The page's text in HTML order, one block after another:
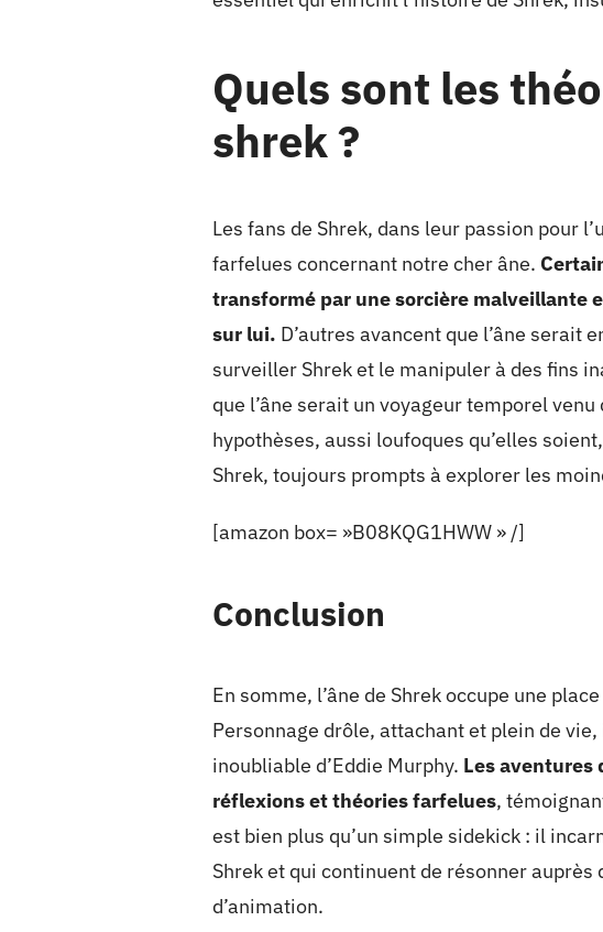
Quels sont les
shrek ?
Les fans de Shrek, dans leur passion pour
farfelues concernant notre cher âne.
transformé par une sorcière malveillante
sur lui. D’autres avancent que l’âne serait
surveiller Shrek et le manipuler à des fins
que l’âne serait un voyageur temporel
hypothèses, aussi loufoques qu’elles
Shrek, toujours prompts à explorer les
[amazon box= »B08KQG1HWW » /]
Conclusion
En somme, l’âne de Shrek occupe une
Personnage drôle, attachant et plein de
inoubliable d’Eddie Murphy. Les aventures
réflexions et théories farfelues,
est bien plus qu’un simple sidekick : il
Shrek et qui continuent de résonner
d’animation.